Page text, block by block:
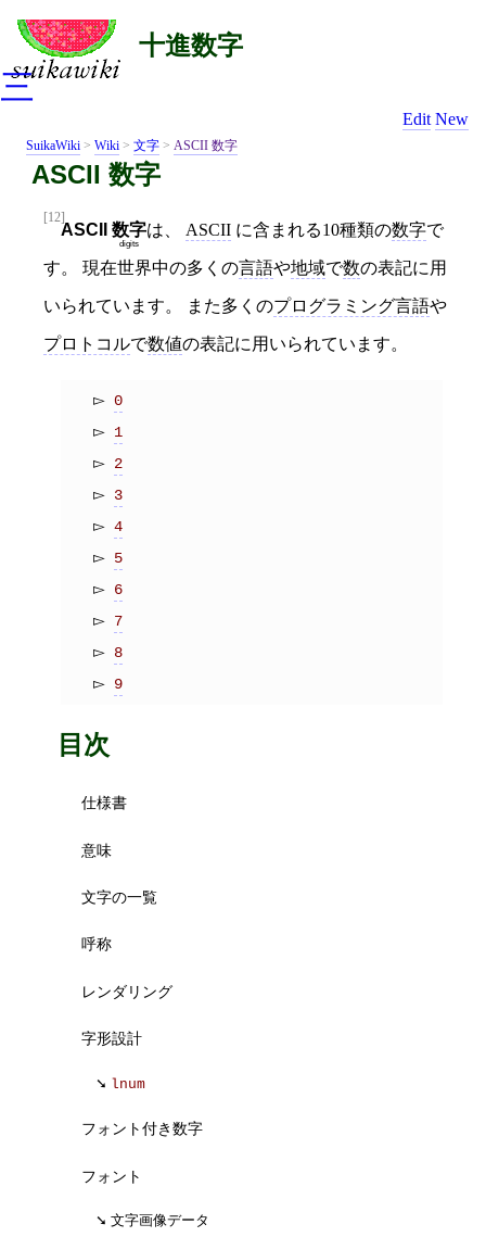
十進数字
Edit New
SuikaWiki > Wiki > 文字 > ASCII 数字
ASCII 数字
[12]
ASCII 数字
digits
は、 ASCII に含まれる10種類の数字で
す。 現在世界中の多くの言語や地域で数の表記に用
いられています。 また多くのプログラミング言語や
プロトコルで数値の表記に用いられています。
0
1
2
3
4
5
6
7
8
9
目次
仕様書
意味
文字の一覧
呼称
レンダリング
字形設計
lnum
フォント付き数字
フォント
文字画像データ
三